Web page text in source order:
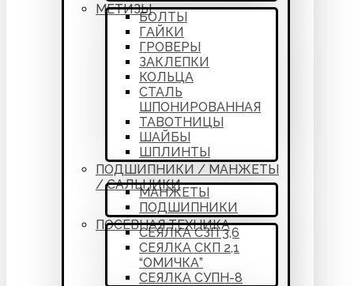
МЕТИЗЫ
БОЛТЫ
ГАЙКИ
ГРОВЕРЫ
ЗАКЛЕПКИ
КОЛЬЦА
СТАЛЬ
ШПОНИРОВАННАЯ
ТАВОТНИЦЫ
ШАЙБЫ
ШПЛИНТЫ
ПОДШИПНИКИ / МАНЖЕТЫ
/ САЛЬНИКИ
МАНЖЕТЫ
ПОДШИПНИКИ
ПОСЕВНАЯ ТЕХНИКА
СЕЯЛКА СЗП 3,6
СЕЯЛКА СКП 2,1
“ОМИЧКА”
СЕЯЛКА СУПН-8